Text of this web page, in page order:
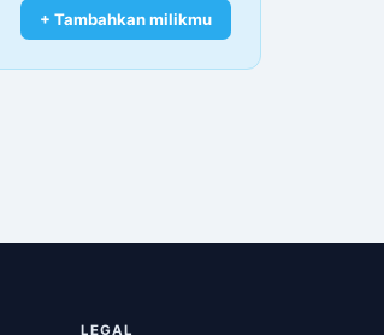
+ Tambahkan milikmu
LEGAL